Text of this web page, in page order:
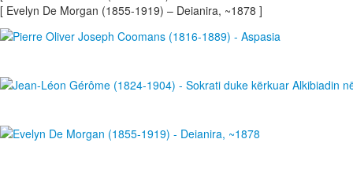
[ Evelyn De Morgan (1855-1919) – Deianira, ~1878 ]